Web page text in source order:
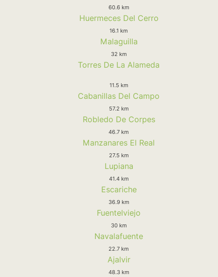
60.6 km
Huermeces Del Cerro
16.1 km
Malaguilla
32 km
Torres De La Alameda
11.5 km
Cabanillas Del Campo
57.2 km
Robledo De Corpes
46.7 km
Manzanares El Real
27.5 km
Lupiana
41.4 km
Escariche
36.9 km
Fuentelviejo
30 km
Navalafuente
22.7 km
Ajalvir
48.3 km